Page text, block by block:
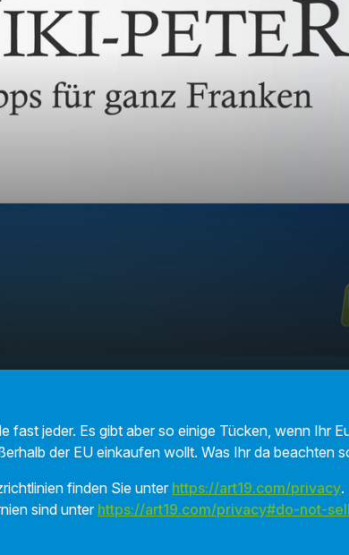
fast jeder. Es gibt aber so einige Tücken, wenn Ihr
der EU einkaufen wollt. Was Ihr da beachten
finden Sie unter https://art19.com/privacy.
sind unterhttps://art19.com/privacy#do-not-